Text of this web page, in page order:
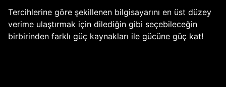
Tercihlerine göre şekillenen bilgisayarını en üst düzey
verime ulaştırmak için dilediğin gibi seçebileceğin
birbirinden farklı güç kaynakları ile gücüne güç kat!